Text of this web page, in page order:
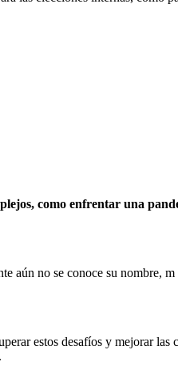
como enfrentar una
aún no se conoce su nombre, m
estos desafíos y mejorar las